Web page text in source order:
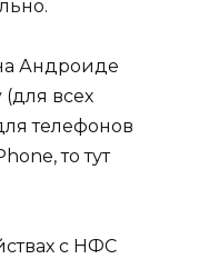
Андроиде
всех
телефонов
то тут
с НФС